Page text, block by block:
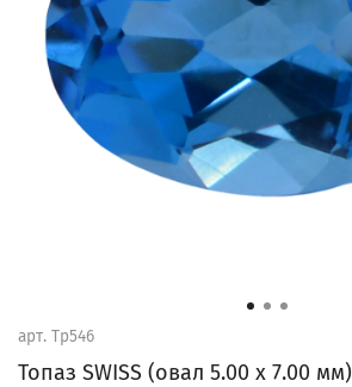
арт. Tp546
Топаз SWISS (овал 5.00 х 7.00 мм)